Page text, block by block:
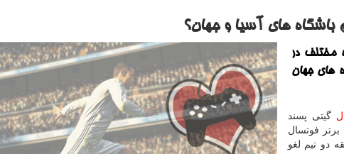
باشگاه های آسیا و جهان؟
مختلف در
های جهان
گیتی پسند
فوتسال
دو تیم لغو